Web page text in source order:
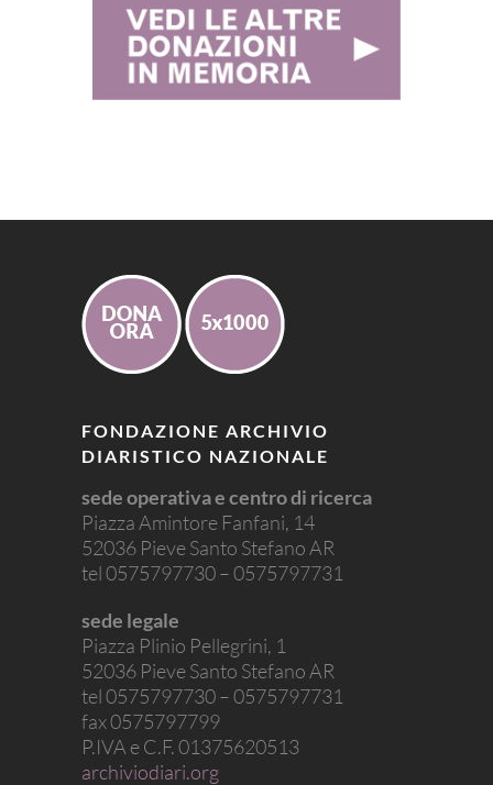
FONDAZIONE ARCHIVIO
DIARISTICO NAZIONALE
sede operativa e centro di ricerca
Piazza Amintore Fanfani, 14
52036 Pieve Santo Stefano AR
tel 0575797730 – 0575797731
sede legale
Piazza Plinio Pellegrini, 1
52036 Pieve Santo Stefano AR
tel 0575797730 – 0575797731
fax 0575797799
P.IVA e C.F. 01375620513
archiviodiari.org